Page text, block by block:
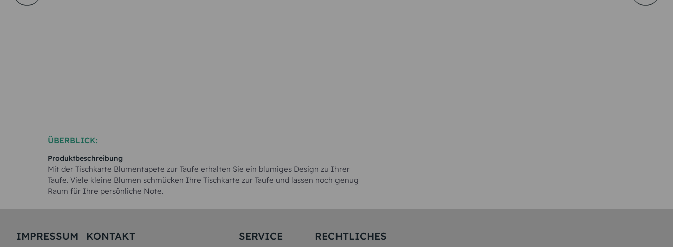
ÜBERBLICK:
Produktbeschreibung
Mit der Tischkarte Blumentapete zur Taufe erhalten Sie ein blumiges Design zu Ihrer
Taufe. Viele kleine Blumen schmücken Ihre Tischkarte zur Taufe und lassen noch genug
Raum für Ihre persönliche Note.
IMPRESSUM KONTAKT SERVICE RECHTLICHES